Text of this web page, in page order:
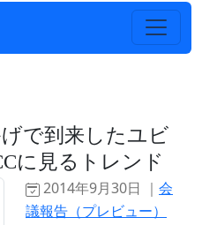
で到来したユビ
に見るトレンド
2014年9月30日 ｜ 会
議報告（プレビュー）